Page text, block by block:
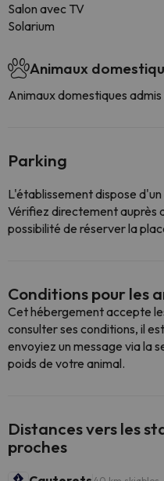
Salon avec TV
Solarium
Animaux
Animaux domestiques
Parking
L'établissement dispose
Vérifiez directement auprès
possibilité de réserver la
Conditions pour les
Cet hébergement accepte
consulter ses conditions, il
envoyiez un message via la
poids de votre animal.
Distances vers les
proches